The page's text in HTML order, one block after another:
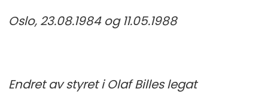
Oslo, 23.08.1984 og 11.05.1988
Endret av styret i Olaf Billes legat